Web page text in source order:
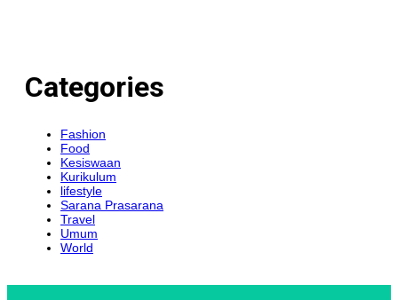
Categories
Fashion
Food
Kesiswaan
Kurikulum
lifestyle
Sarana Prasarana
Travel
Umum
World